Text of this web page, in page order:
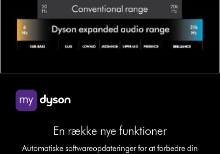
En række nye funktioner
Automatiske softwareopdateringer for at forbedre din